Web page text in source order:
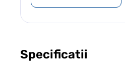
Specificatii